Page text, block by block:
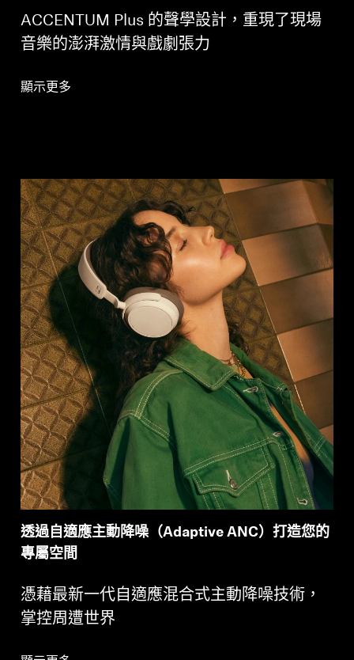
ACCENTUM Plus 的聲學設計，重現了現場
音樂的澎湃激情與戲劇張力
顯示更多
透過自適應主動降噪（Adaptive ANC）打造您的
專屬空間
憑藉最新一代自適應混合式主動降噪技術，
掌控周遭世界